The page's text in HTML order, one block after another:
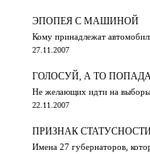
ЭПОПЕЯ С МАШИНОЙ
Кому принадлежат
27.11.2007
ГОЛОСУЙ, А ТО
Не желающих идти на выборы
22.11.2007
ПРИЗНАК
Имена 27 губернаторов,